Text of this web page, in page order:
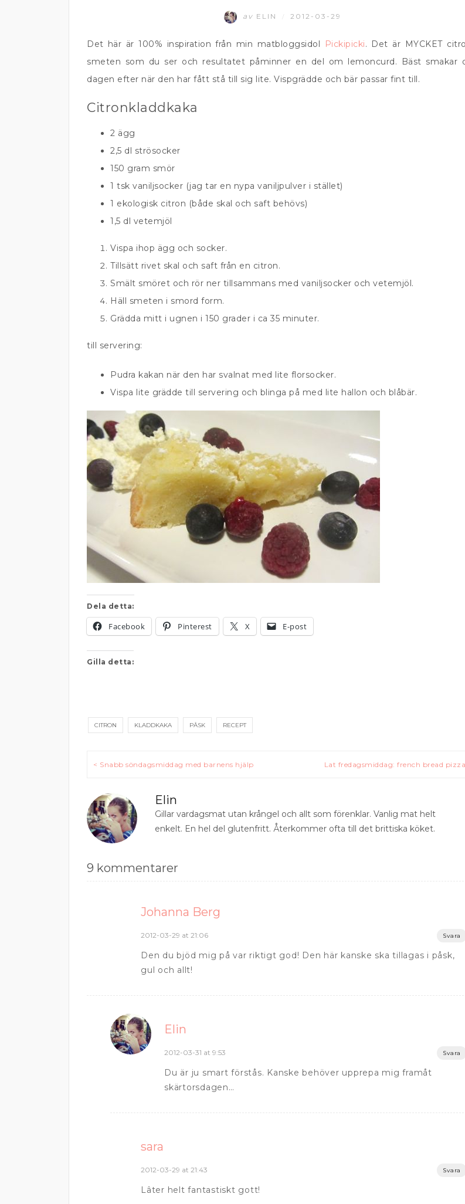
av ELIN 2012-03-29
Det här är 100% inspiration från min matbloggsidol Pickipicki. Det är MYCKET
smeten som du ser och resultatet påminner en del om lemoncurd. Bäst smakar
dagen efter när den har fått stå till sig lite. Vispgrädde och bär passar fint till.
Citronkladdkaka
2 ägg
2,5 dl strösocker
150 gram smör
1 tsk vaniljsocker (jag tar en nypa vaniljpulver i stället)
1 ekologisk citron (både skal och saft behövs)
1,5 dl vetemjöl
Vispa ihop ägg och socker.
Tillsätt rivet skal och saft från en citron.
Smält smöret och rör ner tillsammans med vaniljsocker och vetemjöl.
Häll smeten i smord form.
Grädda mitt i ugnen i 150 grader i ca 35 minuter.
till servering:
Pudra kakan när den har svalnat med lite florsocker.
Vispa lite grädde till servering och blinga på med lite hallon och blåbär.
Dela detta:
Facebook Pinterest X E-post
Gilla detta:
CITRON KLADDKAKA PÅSK RECEPT
Inläggsnavigering
< Snabb söndagsmiddag med barnens hjälp Lat fredagsmiddag: french bread
Elin
Gillar vardagsmat utan krångel och allt som förenklar. Vanlig mat helt
enkelt. En hel del glutenfritt. Återkommer ofta till det brittiska köket.
9 kommentarer
Johanna Berg
2012-03-29 at 21:06 Svara
Den du bjöd mig på var riktigt god! Den här kanske ska tillagas i påsk,
gul och allt!
Elin
2012-03-31 at 9:53 Svara
Du är ju smart förstås. Kanske behöver upprepa mig framåt
skärtorsdagen…
sara
2012-03-29 at 21:43 Svara
Lâter helt fantastiskt gott!